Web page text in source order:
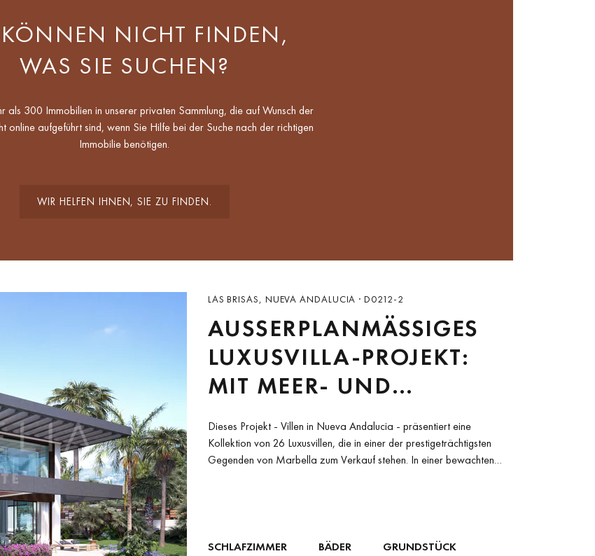
NICHT FINDEN,
WAS SIE SUCHEN?
als 300 Immobilien in unserer privaten Sammlung, die auf Wunsch der
online aufgeführt sind, wenn Sie Hilfe bei der Suche nach der richtigen
Immobilie benötigen.
WIR HELFEN IHNEN, SIE ZU FINDEN.
LAS BRISAS, NUEVA ANDALUCIA · D0212-2
AUSSERPLANMÄSSIGES LU
XUSVILLA-PROJEKT: MI
T MEER- UND BE
RGBLICK UND MA
SSGESCHNEIDERTEN ANN
EHMLICHKEITEN IM HER
Dieses Projekt - Villen in Nueva Andalucia - präsentiert eine
Kollektion von 26 Luxusvillen, die in einer der prestigeträchtigsten
Gegenden von Marbella zum Verkauf stehen. In einer bewachten
SCHLAFZIMMER
BÄDER
GRUNDSTÜCK